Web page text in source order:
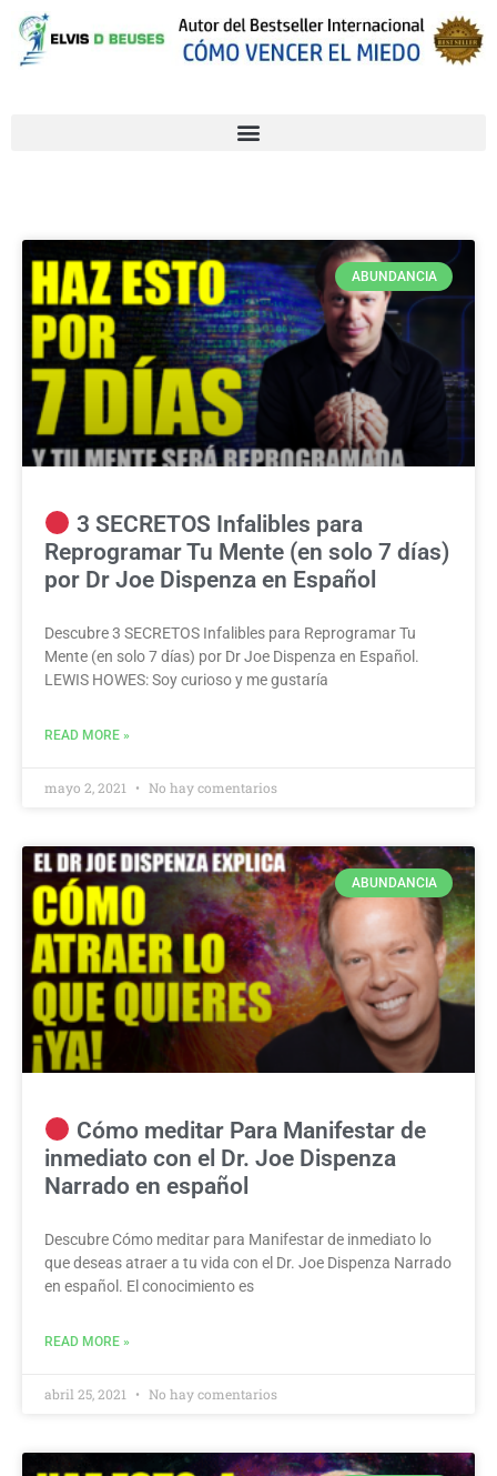
ABUNDANCIA
3 SECRETOS Infalibles para
Reprogramar Tu Mente (en solo 7 días)
por Dr Joe Dispenza en Español
Descubre 3 SECRETOS Infalibles para Reprogramar Tu
Mente (en solo 7 días) por Dr Joe Dispenza en Español.
LEWIS HOWES: Soy curioso y me gustaría
READ MORE »
mayo 2, 2021 No hay comentarios
ABUNDANCIA
Cómo meditar Para Manifestar de
inmediato con el Dr. Joe Dispenza
Narrado en español
Descubre Cómo meditar para Manifestar de inmediato lo
que deseas atraer a tu vida con el Dr. Joe Dispenza Narrado
en español. El conocimiento es
READ MORE »
abril 25, 2021 No hay comentarios